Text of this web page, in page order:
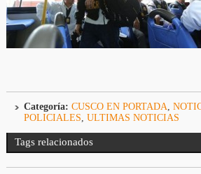
Categoría: CUSCO EN PORTADA,
POLICIALES, ULTIMAS NOTICIAS
Tags relacionados